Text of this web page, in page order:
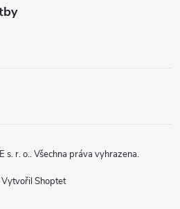
Vytvořil Shoptet
s. r. o.. Všechna práva vyhrazena.